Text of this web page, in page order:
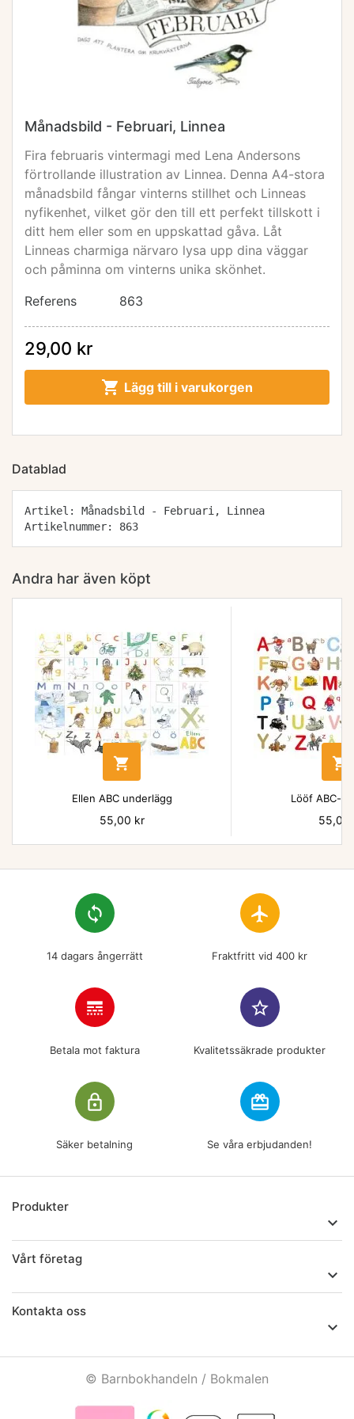
Månadsbild - Februari, Linnea
Fira februaris vintermagi med Lena Andersons
förtrollande illustration av Linnea. Denna A4-stora
månadsbild fångar vinterns stillhet och Linneas
nyfikenhet, vilket gör den till ett perfekt tillskott i
ditt hem eller som en uppskattad gåva. Låt
Linneas charmiga närvaro lysa upp dina väggar
och påminna om vinterns unika skönhet.
Referens
863
29,00 kr
 Lägg till i varukorgen
Datablad
Artikel: Månadsbild - Februari, Linnea
Artikelnummer: 863
Andra har även köpt

Ellen ABC underlägg
Pris
55,00 kr

Lööf ABC-
Pris
55,00
loop
14 dagars ångerrätt
flight
Fraktfritt vid 400 kr
line_style
Betala mot faktura
star_border
Kvalitetssäkrade produkter
lock_outline
Säker betalning
redeem
Se våra erbjudanden!
Produkter

Vårt företag

Kontakta oss

© Barnbokhandeln / Bokmalen